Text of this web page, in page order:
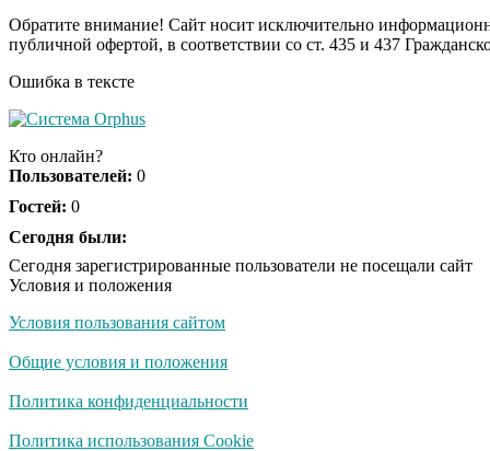
Обратите внимание! Сайт носит исключительно
публичной офертой, в соответствии со ст. 435 и 437
Ошибка в тексте
Кто онлайн?
Пользователей: 0
Гостей: 0
Сегодня были:
Сегодня зарегистрированные пользователи не посещали сайт
Условия и положения
Условия пользования сайтом
Общие условия и положения
Политика конфиденциальности
Политика использования Cookie